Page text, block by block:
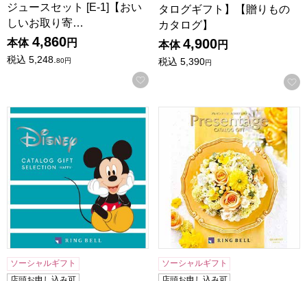
ジュースセット [E-1]【おい
しいお取り寄…
本体 4,860円
税込 5,248.80円
お気に入りに登録する
タログギフト】【贈りもの
カタログ】
本体 4,900円
税込 5,390円
ディズニーカタログギフトセレクション ハッピー【カタロ
ソーシャルギフト
プレゼンテージ カルテット
ソーシャルギフト